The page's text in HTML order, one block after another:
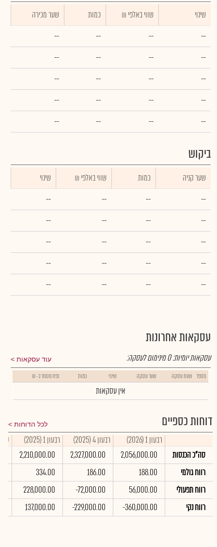
שינוי ₪ שווי באלפי כמות
שער מכירה
--
--
--
--
--
--
--
--
--
--
--
--
--
--
--
--
--
--
--
--
ביקוש
שער קניה כמות ₪ שווי באלפי
שינוי
--
--
--
--
--
--
--
--
--
--
--
--
--
--
--
--
--
--
--
--
עסקאות אחרונות
עוד עסקאות עסקאות יומיות:0מינימום לעסקה:
מספר שעת עסקה שער עסקה שינוי כמות נפח מסחר ב- ₪
אין עסקאות
דוחות כספיים לכל הדוחות
רבעון 1 (2026) רבעון 4 (2025) רבעון 1 (2025)
סה"כ הכנסות
2,056,000.00
2,327,000.00
2,210,000.00
רווח גולמי
188.00
186.00
334.00
רווח תפעולי
56,000.00
-72,000.00
228,000.00
רווח נקי
-360,000.00
-229,000.00
137,000.00